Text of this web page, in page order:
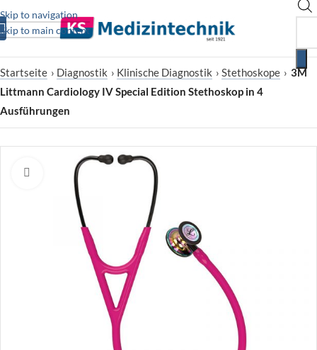
Skip to navigation
Skip to main content
Startseite › Diagnostik › Klinische Diagnostik › Stethoskope › 3M
Littmann Cardiology IV Special Edition Stethoskop in 4
Ausführungen
Zum Vergrößern klicken